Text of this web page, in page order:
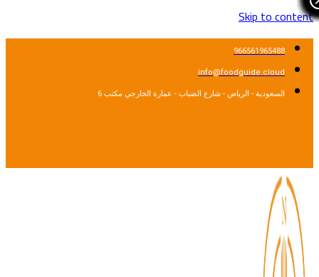
Skip to
966561965488
info@foodguide.cloud
السعودية - الرياض - شارع الضباب - عمارة الخارجي مكتب 6